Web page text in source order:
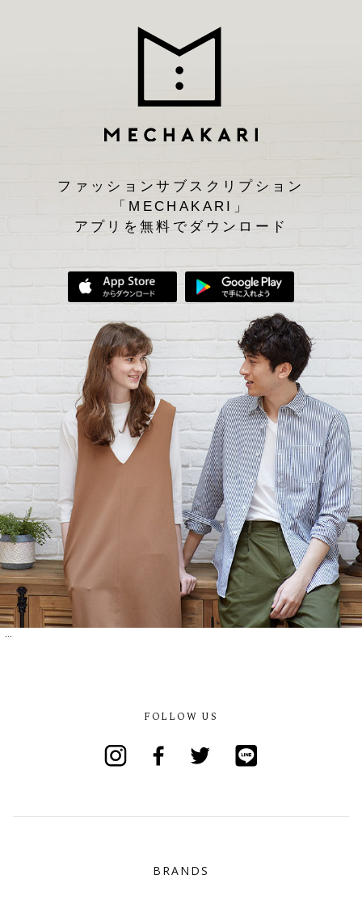
ファッションサブスクリプション
「MECHAKARI」
アプリを無料でダウンロード
App Storeからダウンロード
FOLLOW US
BRANDS